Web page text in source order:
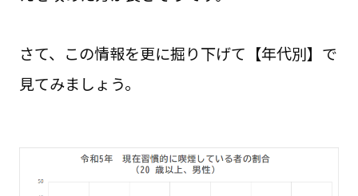
さて、この情報を更に掘り下げて【年代別】で
見てみましょう。